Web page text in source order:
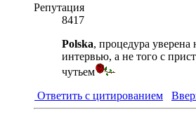
Репутация
8417
Polska, процедура уверена
интервью, а не того с
чутьем
Ответить с цитированием